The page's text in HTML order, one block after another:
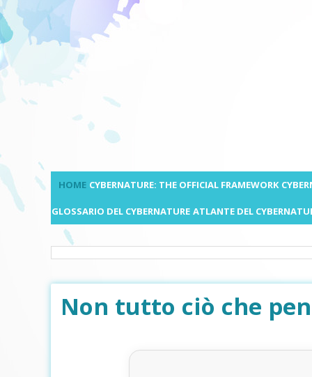
HOME CYBERNATURE: THE OFFICIAL FRAMEWORK
GLOSSARIO DEL CYBERNATURE ATLANTE DEL
Non tutto ciò che